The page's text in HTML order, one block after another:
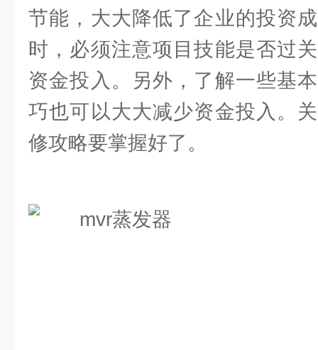
节能，大大降低了企业的投资
时，必须注意项目技能是否过
资金投入。另外，了解一些基
巧也可以大大减少资金投入。
修攻略要掌握好了。